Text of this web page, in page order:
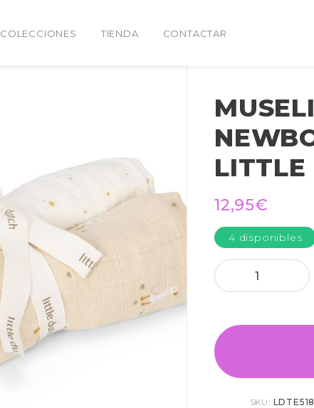
COLECCIONES TIENDA CONTACTAR
LITTLE
12,95€
4 disponibles
SKU: